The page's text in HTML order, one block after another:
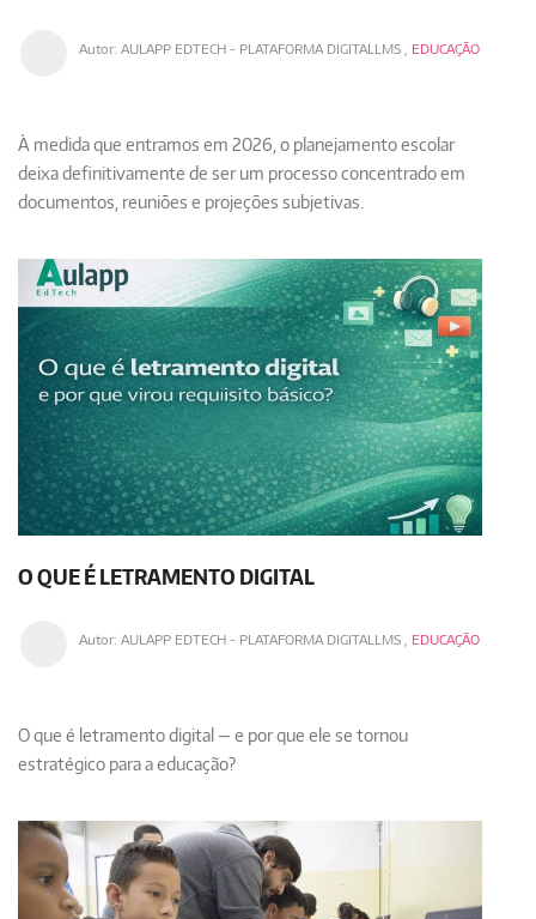
Autor: AULAPP EDTECH - PLATAFORMA DIGITALLMS EDUCAÇÃO
À medida que entramos em 2026, o planejamento escolar
deixa definitivamente de ser um processo concentrado em
documentos, reuniões e projeções subjetivas.
O QUE É LETRAMENTO DIGITAL
Autor: AULAPP EDTECH - PLATAFORMA DIGITALLMS EDUCAÇÃO
O que é letramento digital — e por que ele se tornou
estratégico para a educação?